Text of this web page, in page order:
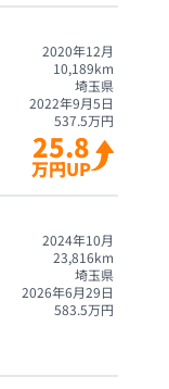
2020年12月
10,189km
埼玉県
2022年9月5日
537.5万円
25.8
万円UP
2024年10月
23,816km
埼玉県
2026年6月29日
583.5万円